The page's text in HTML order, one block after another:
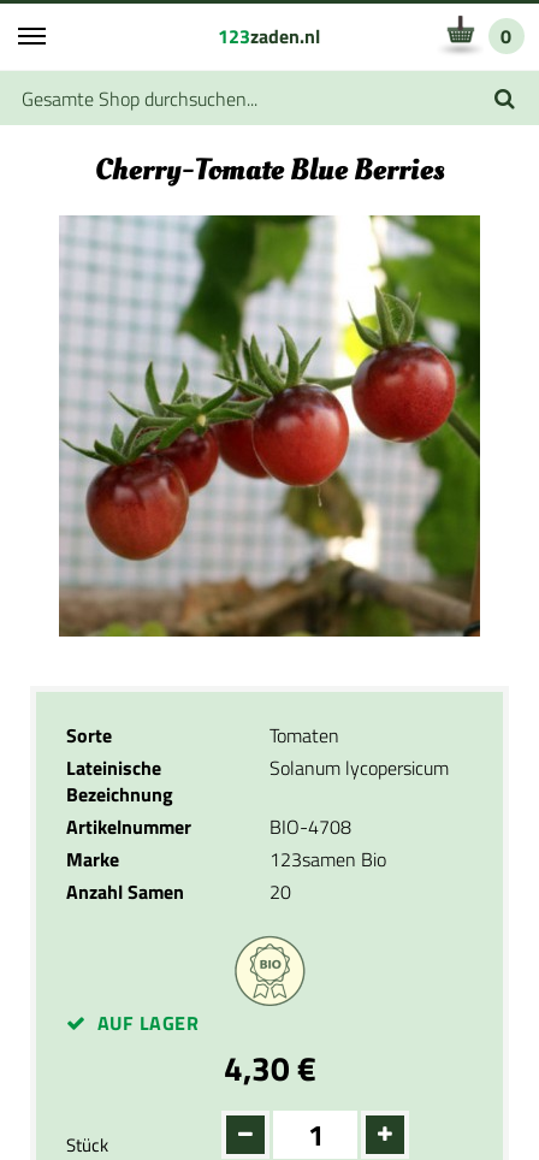
123zaden.nl 0
Cherry-Tomate Blue Berries
Sorte
Tomaten
Lateinische
Bezeichnung
Solanum lycopersicum
Artikelnummer
BIO-4708
Marke
123samen Bio
Anzahl Samen
20
AUF LAGER
4,30 €
Stück